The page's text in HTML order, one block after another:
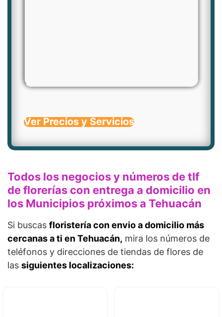
Ver Precios y Servicios
Todos los negocios y números de tlf
de florerías con entrega a domicilio en
los Municipios próximos a Tehuacán
Si buscas floristería con envio a domicilio más
cercanas a ti en Tehuacán, mira los números de
teléfonos y direcciones de tiendas de flores de
las siguientes localizaciones: